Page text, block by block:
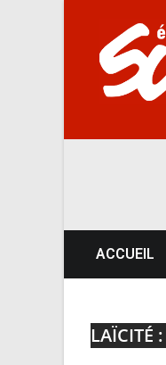
ACCUEIL
LAÏCITÉ